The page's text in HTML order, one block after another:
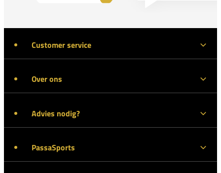
Customer service
Over ons
Advies nodig?
PassaSports